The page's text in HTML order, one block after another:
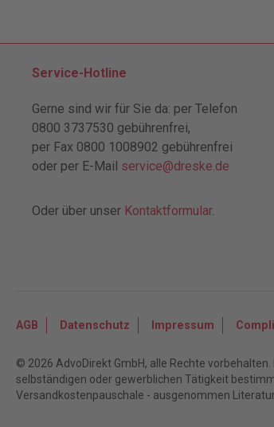
Service-Hotline
Gerne sind wir für Sie da: per Telefon
0800 3737530 gebührenfrei,
per Fax 0800 1008902 gebührenfrei
oder per E-Mail service@dreske.de
Oder über unser Kontaktformular.
AGB Datenschutz Impressum
© 2026 AdvoDirekt GmbH, alle Rechte
selbständigen oder gewerblichen Tätigkeit
Versandkostenpauschale - ausgenommen